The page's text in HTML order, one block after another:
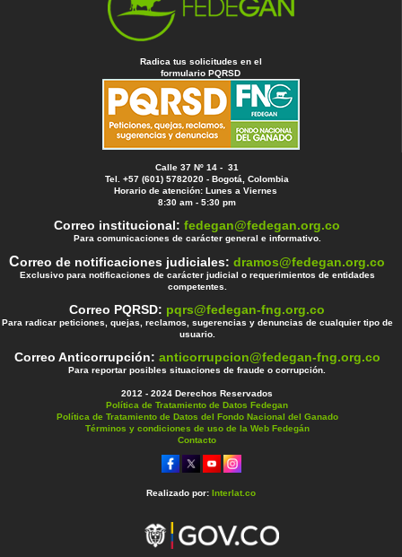
Radica tus solicitudes en el
formulario PQRSD
Calle 37 Nº 14 - 31
Tel. +57 (601) 5782020 - Bogotá, Colombia
Horario de atención: Lunes a Viernes
8:30 am - 5:30 pm
Correo institucional:fedegan@fedegan.org.co
Para comunicaciones de carácter general e informativo.
Correo de notificaciones judiciales:dramos@fedegan.org.co
Exclusivo para notificaciones de carácter judicial o requerimientos de entidades
competentes.
Correo PQRSD: pqrs@fedegan-fng.org.co
Para radicar peticiones, quejas, reclamos, sugerencias y denuncias de cualquier tipo de
usuario.
Correo Anticorrupción: anticorrupcion@fedegan-fng.org.co
Para reportar posibles situaciones de fraude o corrupción.
2012 - 2024 Derechos Reservados
Política de Tratamiento de Datos Fedegan
Política de Tratamiento de Datos del Fondo Nacional del Ganado
Términos y condiciones de uso de la Web Fedegán
Contacto
Realizado por: Interlat.co